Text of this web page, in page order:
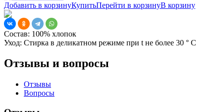
Добавить в корзинуКупитьПерейти в корзинуВ корзину
Состав: 100% хлопок
Уход: Стирка в деликатном режиме при t не более 30 ° С
Отзывы и вопросы
Отзывы
Вопросы